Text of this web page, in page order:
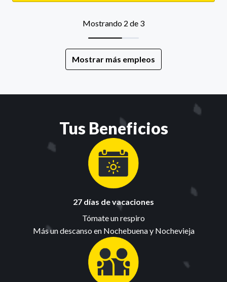
Mostrando 2 de 3
Mostrar más empleos
Tus Beneficios
27 días de vacaciones
Tómate un respiro
Más un descanso en Nochebuena y Nochevieja